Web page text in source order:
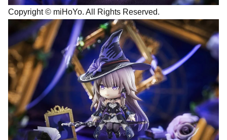
Copyright © miHoYo. All Rights Reserved.